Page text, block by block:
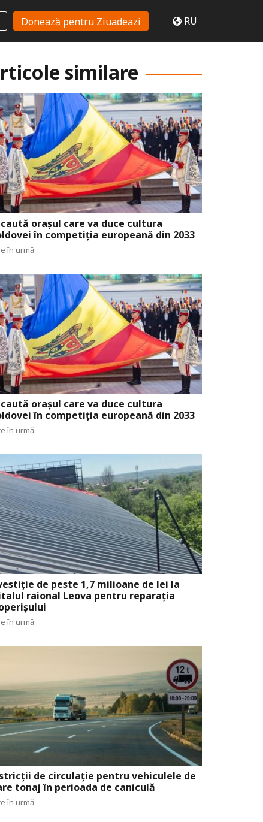
Donează pentru Ziuadeazi RU
similare
caută orașul care va duce cultura
în competiția europeană din 2033
în urmă
caută orașul care va duce cultura
în competiția europeană din 2033
în urmă
de peste 1,7 milioane de lei la
raional Leova pentru reparația
în urmă
de circulație pentru vehiculele de
tonaj în perioada de caniculă
în urmă